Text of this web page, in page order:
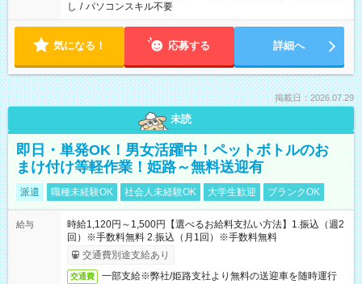
し / パソコンスキル不要
気になる！ 応募する 詳細へ
掲載日：2026.07.29
未読
即日・単発OK！男女活躍中！ペットボトルのお
まけ付け等軽作業！姫路～無料送迎有
派遣 職種未経験OK 社会人未経験OK 大学生歓迎 ブランクOK
給与
時給1,120円～1,500円【選べるお給料支払い方法】1.振込（週2
回）※手数料無料 2.振込（月1回）※手数料無料
交通費別途支給あり
交通費
一部支給※弊社/姫路支社より無料の送迎車を随時運行